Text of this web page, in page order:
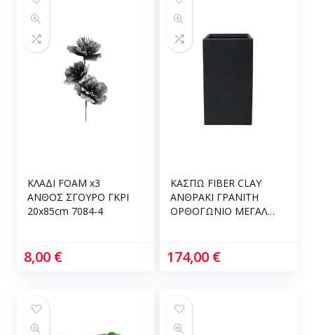
ΚΛΑΔΙ FOAM x3
ΑΝΘΟΣ ΣΓΟΥΡΟ ΓΚΡΙ
20x85cm 7084-4
8,00 €
ΚΑΣΠΩ FIBER CLAY
ΑΝΘΡΑΚΙ ΓΡΑΝΙΤΗ
ΟΡΘΟΓΩΝΙΟ ΜΕΓΑΛΟ
174,00 €